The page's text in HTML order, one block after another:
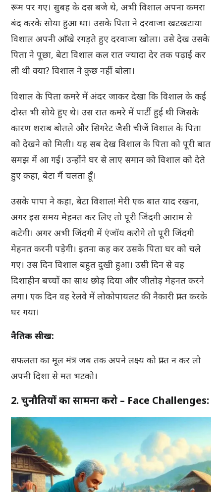
रूम पर गए। सुबह के दस बजे थे, अभी विशाल अपना कमरा
बंद करके सोया हुआ था। उसके पिता ने दरवाजा खटखटाया
विशाल अपनी आँखे रगड़ते हुए दरवाजा खोला। उसे देख उसके
पिता ने पूछा, बेटा विशाल कल रात ज्यादा देर तक पढ़ाई कर
ली थी क्या? विशाल ने कुछ नहीं बोला।
विशाल के पिता कमरे में अंदर जाकर देखा कि विशाल के कई
दोस्त भी सोये हुए थे। उस रात कमरे में पार्टी हुई थी जिसके
कारण शराब बोतले और सिगरेट जैसी चीजें विशाल के पिता
को देखने को मिली। यह सब देख विशाल के पिता को पूरी बात
समझ में आ गई। उन्होंने घर से लाए समान को विशाल को देते
हुए कहा, बेटा मैं चलता हूँ।
उसके पापा ने कहा, बेटा विशाल! मेरी एक बात याद रखना,
अगर इस समय मेहनत कर लिए तो पूरी जिंदगी आराम से
कटेगी। अगर अभी जिंदगी में एंजॉय करोगे तो पूरी जिंदगी
मेहनत करनी पड़ेगी। इतना कह कर उसके पिता घर को चले
गए। उस दिन विशाल बहुत दुखी हुआ। उसी दिन से वह
दिशाहीन बच्चों का साथ छोड़ दिया और जीतोड़ मेहनत करने
लगा। एक दिन वह रेलवे में लोकोपायलट की नैकारी प्राप्त करके
घर गया।
नैतिक सीख:
सफलता का मूल मंत्र जब तक अपने लक्ष्य को प्राप्त न कर लो
अपनी दिशा से मत भटको।
2. चुनौतियों का सामना करो – Face Challenges: